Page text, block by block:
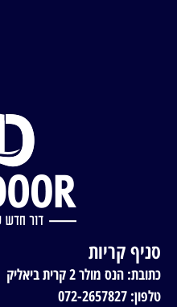
סניף קריות
כתובת: הנס מולר 2 קרית ביאליק
טלפון: 072-2657827